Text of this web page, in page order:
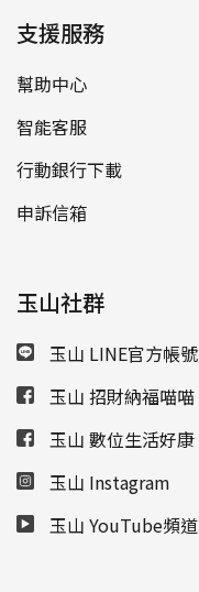
支援服務
幫助中心
智能客服
行動銀行下載
申訴信箱
玉山社群
玉山 LINE官方帳號
玉山 招財納福喵喵
玉山 數位生活好康
玉山 Instagram
玉山 YouTube頻道